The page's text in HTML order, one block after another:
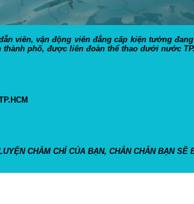
viên, vận động viên đẳng cấp kiện tướng
phố, được liên đoàn thể thao dưới nước
CHĂM CHỈ CỦA BẠN, CHẮN CHẮN BẠN SẼ